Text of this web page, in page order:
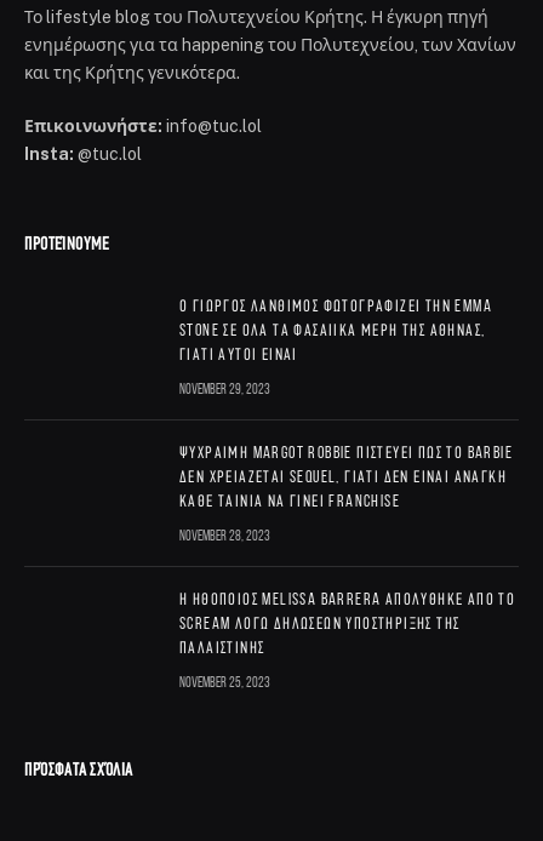
Το lifestyle blog του Πολυτεχνείου Κρήτης. Η έγκυρη πηγή
ενημέρωσης για τα happening του Πολυτεχνείου, των Χανίων
και της Κρήτης γενικότερα.
Επικοινωνήστε: info@tuc.lol
Insta: @tuc.lol
ΠΡΟΤΕΊΝΟΥΜΕ
Ο Γιώργος Λάνθιμος φωτογραφίζει την Emma
Stone σε όλα τα φασαίικα μέρη της Αθήνας,
γιατί αυτοί είναι
November 29, 2023
Ψύχραιμη Margot Robbie πιστεύει πως το Barbie
δεν χρειάζεται sequel, γιατί δεν είναι ανάγκη
κάθε ταινία να γίνει franchise
November 28, 2023
Η ηθοποιός Melissa Barrera απολύθηκε από το
Scream λόγω δηλώσεων υποστήριξης της
Παλαιστίνης
November 25, 2023
ΠΡΌΣΦΑΤΑ ΣΧΌΛΙΑ